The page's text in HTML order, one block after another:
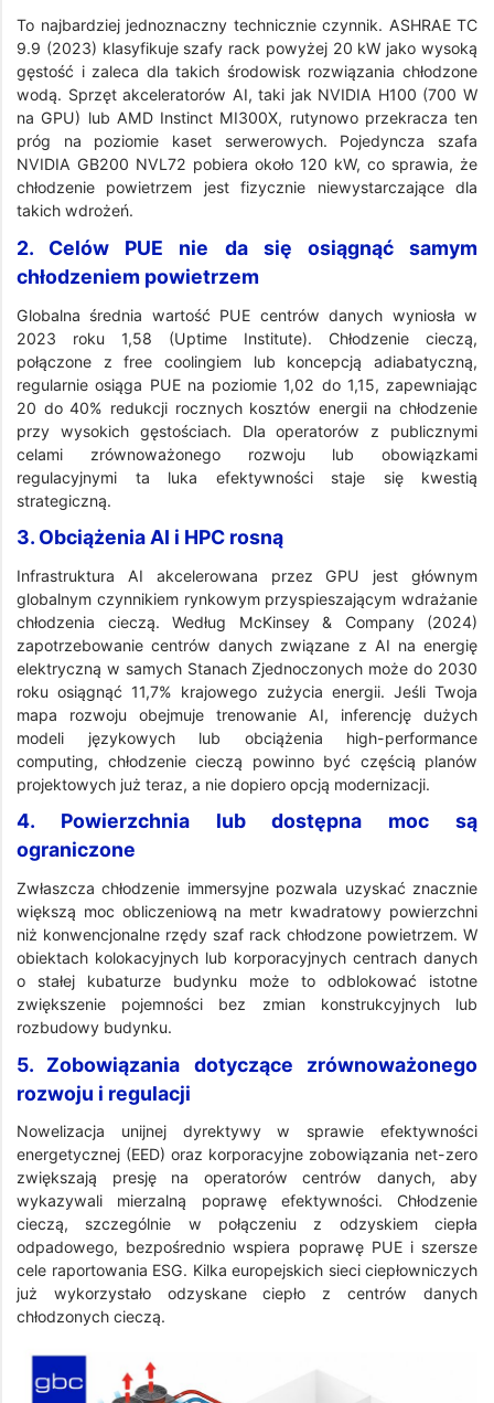
To najbardziej jednoznaczny technicznie czynnik. ASHRAE TC
9.9 (2023) klasyfikuje szafy rack powyżej 20 kW jako wysoką
gęstość i zaleca dla takich środowisk rozwiązania chłodzone
wodą. Sprzęt akceleratorów AI, taki jak NVIDIA H100 (700 W
na GPU) lub AMD Instinct MI300X, rutynowo przekracza ten
próg na poziomie kaset serwerowych. Pojedyncza szafa
NVIDIA GB200 NVL72 pobiera około 120 kW, co sprawia, że
chłodzenie powietrzem jest fizycznie niewystarczające dla
takich wdrożeń.
2. Celów PUE nie da się osiągnąć samym
chłodzeniem powietrzem
Globalna średnia wartość PUE centrów danych wyniosła w
2023 roku 1,58 (Uptime Institute). Chłodzenie cieczą,
połączone z free coolingiem lub koncepcją adiabatyczną,
regularnie osiąga PUE na poziomie 1,02 do 1,15, zapewniając
20 do 40% redukcji rocznych kosztów energii na chłodzenie
przy wysokich gęstościach. Dla operatorów z publicznymi
celami zrównoważonego rozwoju lub obowiązkami
regulacyjnymi ta luka efektywności staje się kwestią
strategiczną.
3. Obciążenia AI i HPC rosną
Infrastruktura AI akcelerowana przez GPU jest głównym
globalnym czynnikiem rynkowym przyspieszającym wdrażanie
chłodzenia cieczą. Według McKinsey & Company (2024)
zapotrzebowanie centrów danych związane z AI na energię
elektryczną w samych Stanach Zjednoczonych może do 2030
roku osiągnąć 11,7% krajowego zużycia energii. Jeśli Twoja
mapa rozwoju obejmuje trenowanie AI, inferencję dużych
modeli językowych lub obciążenia high-performance
computing, chłodzenie cieczą powinno być częścią planów
projektowych już teraz, a nie dopiero opcją modernizacji.
4. Powierzchnia lub dostępna moc są
ograniczone
Zwłaszcza chłodzenie immersyjne pozwala uzyskać znacznie
większą moc obliczeniową na metr kwadratowy powierzchni
niż konwencjonalne rzędy szaf rack chłodzone powietrzem. W
obiektach kolokacyjnych lub korporacyjnych centrach danych
o stałej kubaturze budynku może to odblokować istotne
zwiększenie pojemności bez zmian konstrukcyjnych lub
rozbudowy budynku.
5. Zobowiązania dotyczące zrównoważonego
rozwoju i regulacji
Nowelizacja unijnej dyrektywy w sprawie efektywności
energetycznej (EED) oraz korporacyjne zobowiązania net-zero
zwiększają presję na operatorów centrów danych, aby
wykazywali mierzalną poprawę efektywności. Chłodzenie
cieczą, szczególnie w połączeniu z odzyskiem ciepła
odpadowego, bezpośrednio wspiera poprawę PUE i szersze
cele raportowania ESG. Kilka europejskich sieci ciepłowniczych
już wykorzystało odzyskane ciepło z centrów danych
chłodzonych cieczą.